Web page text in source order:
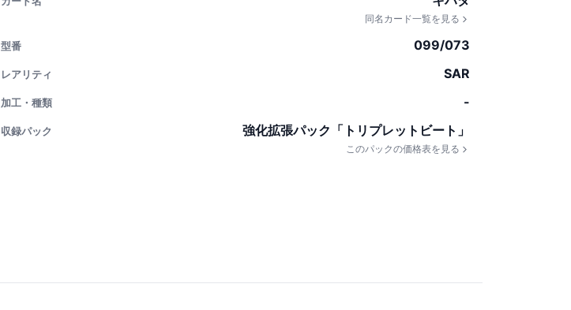
同名カード一覧を見る
型番 099/073
レアリティ SAR
加工・種類 -
収録パック 強化拡張パック「トリプレットビート」
このパックの価格表を見る